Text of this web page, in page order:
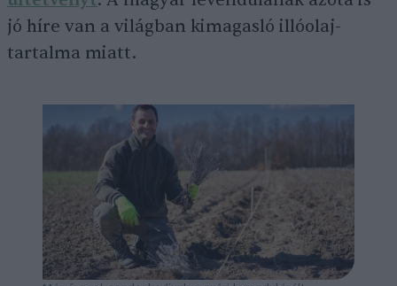
jó híre van a világban kimagasló illóolaj-
tartalma miatt.